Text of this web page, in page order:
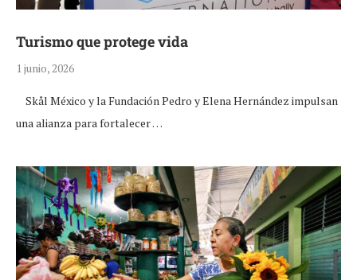
Turismo que protege vida
1 junio, 2026
Skål México y la Fundación Pedro y Elena Hernández impulsan
una alianza para fortalecer …